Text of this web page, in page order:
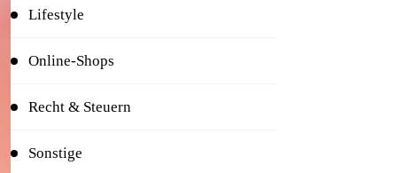
Lifestyle
Online-Shops
Recht & Steuern
Sonstige